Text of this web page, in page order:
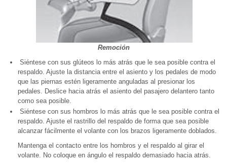
Remoción
Siéntese con sus glúteos lo más atrás que le sea posible contra el
respaldo. Ajuste la distancia entre el asiento y los pedales de modo
que las piernas estén ligeramente anguladas al presionar los
pedales. Deslice hacia atrás el asiento del pasajero delantero tanto
como sea posible.
Siéntese con sus hombros lo más atrás que le sea posible contra el
respaldo. Ajuste el rastrillo del respaldo de forma que sea posible
alcanzar fácilmente el volante con los brazos ligeramente doblados.
Mantenga el contacto entre los hombros y el respaldo al girar el
volante. No coloque en ángulo el respaldo demasiado hacia atrás.